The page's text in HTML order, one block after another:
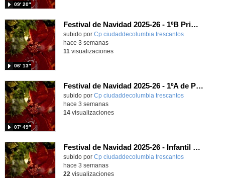
09′ 20″
Festival de Navidad 2025-26 - 1ºB Primaria
subido por Cp ciudaddecolumbia trescantos
06′ 13″
-
hace 3 semanas
11 visualizaciones
Festival de Navidad 2025-26 - 1ºA de Primaria
subido por Cp ciudaddecolumbia trescantos
07′ 49″
-
hace 3 semanas
14visualizaciones
Festival de Navidad 2025-26 - Infantil 5 años
subido por Cp ciudaddecolumbia trescantos-
hace 3 semanas
22 visualizaciones